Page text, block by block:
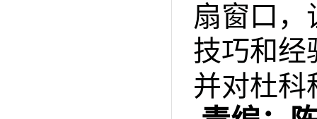
扇窗口，
技巧和经
并对杜科